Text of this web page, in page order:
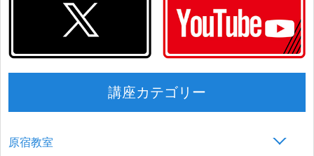
講座カテゴリー
原宿教室